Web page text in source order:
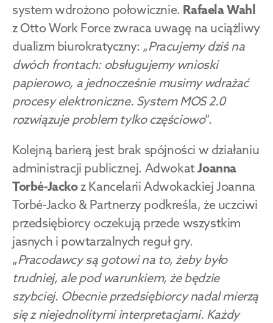
system wdrożono połowicznie. Rafaela Wahl
z Otto Work Force zwraca uwagę na uciążliwy
dualizm biurokratyczny: „Pracujemy dziś na
dwóch frontach: obsługujemy wnioski
papierowo, a jednocześnie musimy wdrażać
procesy elektroniczne. System MOS 2.0
rozwiązuje problem tylko częściowo”.
Kolejną barierą jest brak spójności w działaniu
administracji publicznej. Adwokat Joanna
Torbé-Jacko z Kancelarii Adwokackiej Joanna
Torbé-Jacko & Partnerzy podkreśla, że uczciwi
przedsiębiorcy oczekują przede wszystkim
jasnych i powtarzalnych reguł gry.
„Pracodawcy są gotowi na to, żeby było
trudniej, ale pod warunkiem, że będzie
szybciej. Obecnie przedsiębiorcy nadal mierzą
się z niejednolitymi interpretacjami. Każdy